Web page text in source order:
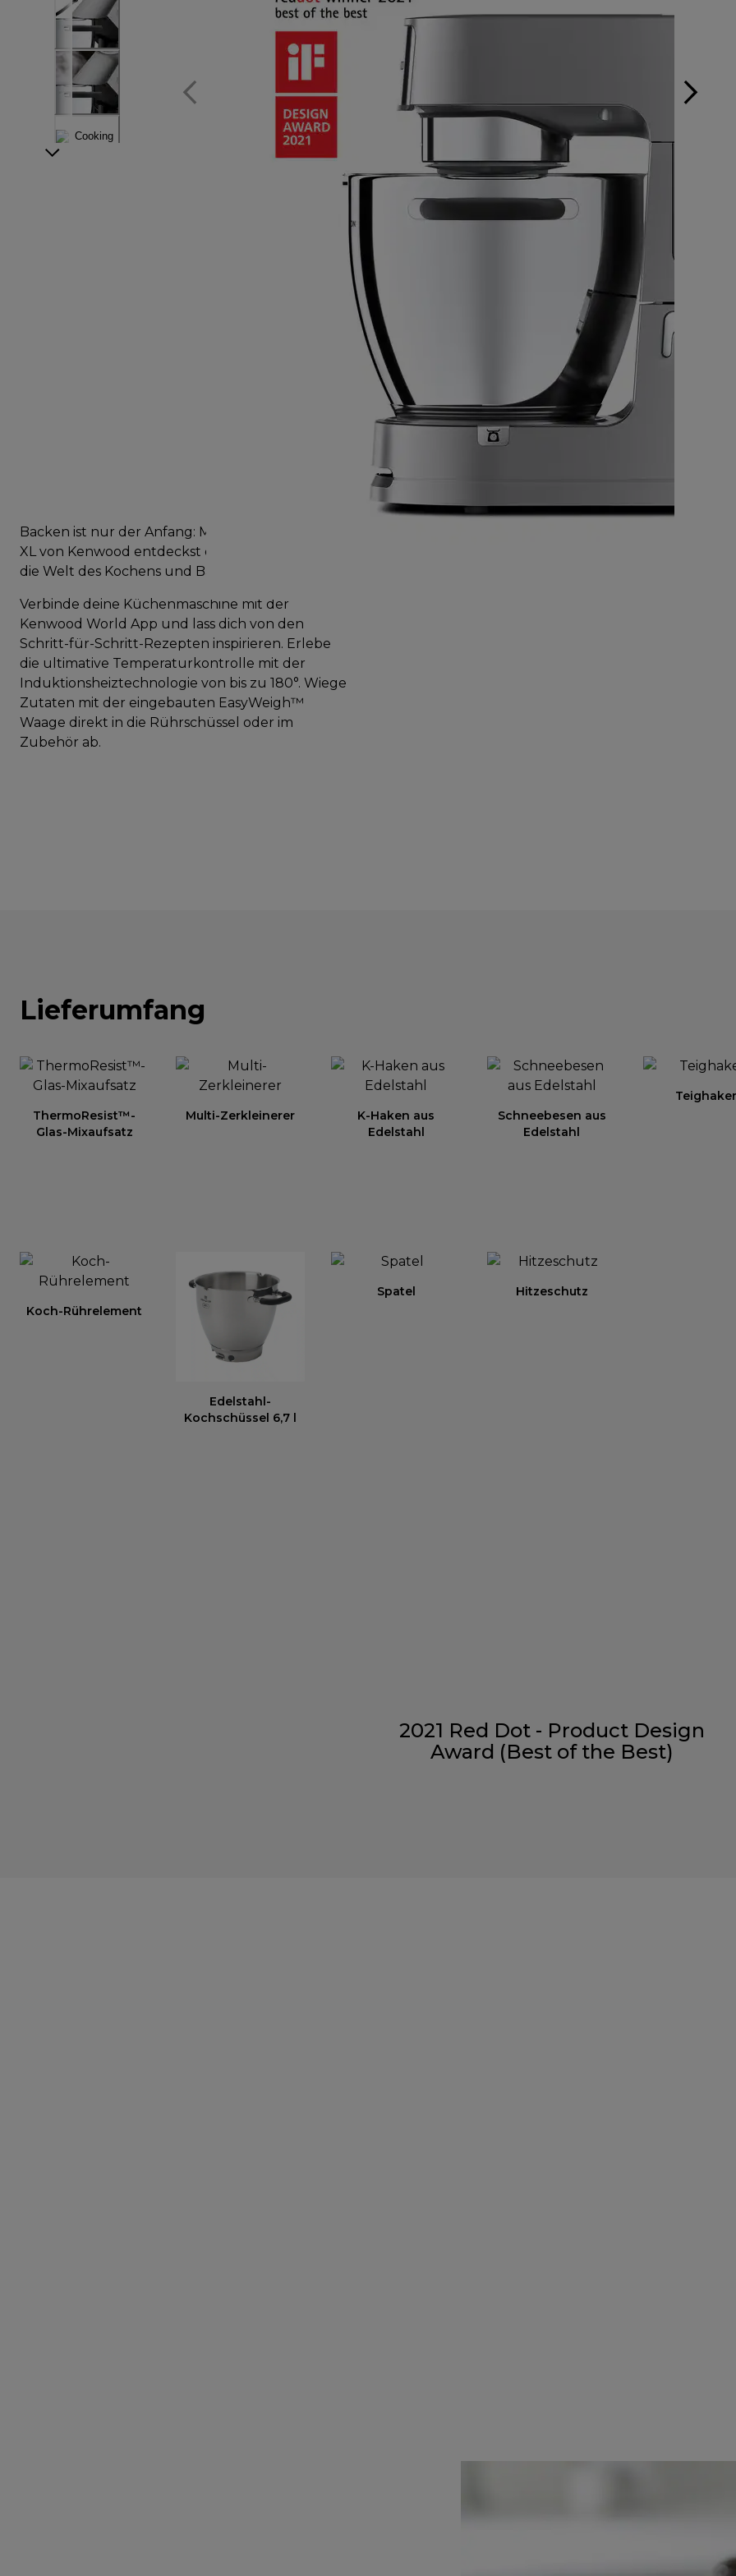
Backen ist nur der Anfang: Mit der Cooking Chef
XL von Kenwood entdeckst du auf kreative Weise
die Welt des Kochens und Backens.
Verbinde deine Küchenmaschine mit der
Kenwood World App und lass dich von den
Schritt-für-Schritt-Rezepten inspirieren. Erlebe
die ultimative Temperaturkontrolle mit der
Induktionsheiztechnologie von bis zu 180°. Wiege
Zutaten mit der eingebauten EasyWeigh™
Waage direkt in die Rührschüssel oder im
Zubehör ab.
Lieferumfang
ThermoResist™-
Glas-Mixaufsatz
Multi-Zerkleinerer
K-Haken aus
Edelstahl
Schneebesen aus
Edelstahl
Koch-Rührelement
Edelstahl-
Kochschüssel 6,7 l
Spatel Hitzeschutz
2021 Red Dot - Product Design
Award (Best of the Best)